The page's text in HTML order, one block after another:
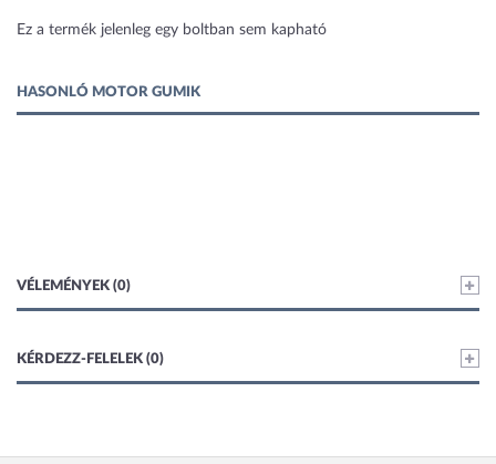
Ez a termék jelenleg egy boltban sem kapható
HASONLÓ MOTOR GUMIK
VÉLEMÉNYEK (0)
KÉRDEZZ-FELELEK (0)